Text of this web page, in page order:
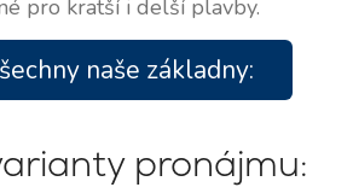
pro kratší i delší plavby.
naše základny:
pronájmu: